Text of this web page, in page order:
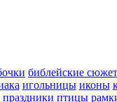
библейские
игольницы иконы
праздники птицы